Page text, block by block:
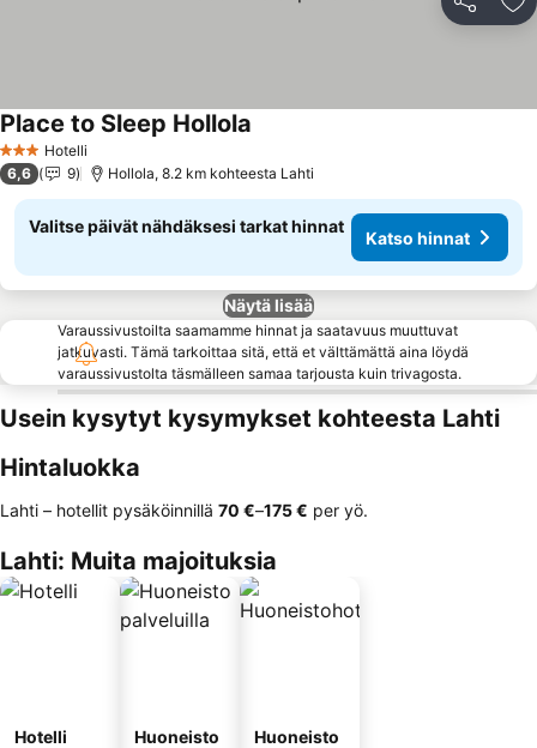
Jaa
3 Tähtiluokitus
Hotelli
Place to Sleep Hollola
6,6 9 Hollola, 8.2 km kohteesta Lahti
Valitse päivät nähdäksesi tarkat hinnat
Katso hinnat
Näytä lisää
Varaussivustoilta saamamme hinnat ja saatavuus muuttuvat
jatkuvasti. Tämä tarkoittaa sitä, että et välttämättä aina löydä
varaussivustolta täsmälleen samaa tarjousta kuin trivagosta.
Usein kysytyt kysymykset kohteesta Lahti
Hintaluokka
Lahti – hotellit pysäköinnillä ‎70 €–‎175 € per yö.
Lahti: Muita majoituksia
Hotelli
Huoneisto
Huoneisto